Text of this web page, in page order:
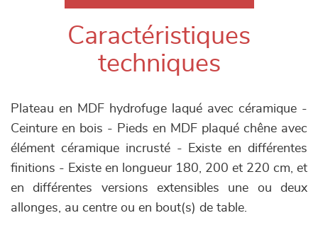
Caractéristiques
techniques
Plateau en MDF hydrofuge laqué avec céramique -
Ceinture en bois - Pieds en MDF plaqué chêne avec
élément céramique incrusté - Existe en différentes
finitions - Existe en longueur 180, 200 et 220 cm, et
en différentes versions extensibles une ou deux
allonges, au centre ou en bout(s) de table.